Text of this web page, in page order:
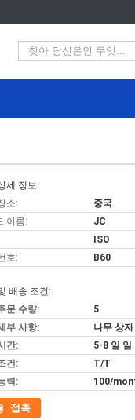
세 정보:
소:
중국
이름:
JC
ISO
호:
B60
배송 조건:
문 수량:
5
부 사항:
나무 상자
간:
5-8 일 일
건:
T/T
력:
100/
접촉